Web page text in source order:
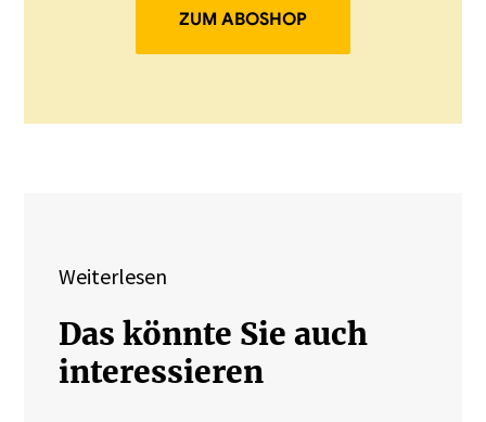
ZUM ABOSHOP
Weiterlesen
Das könnte Sie auch
interessieren